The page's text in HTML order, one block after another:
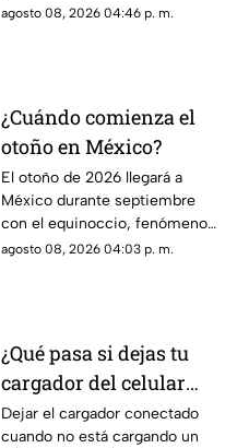
pierda sincronía con las
agosto 08, 2026 04:46 p. m.
¿Cuándo comienza el
otoño en México?
El otoño de 2026 llegará a
México durante septiembre
con el equinoccio, fenómeno
astronómico que marca el
agosto 08, 2026 04:03 p. m.
¿Qué pasa si dejas tu
cargador del celular
conectado?
Dejar el cargador conectado
cuando no está cargando un